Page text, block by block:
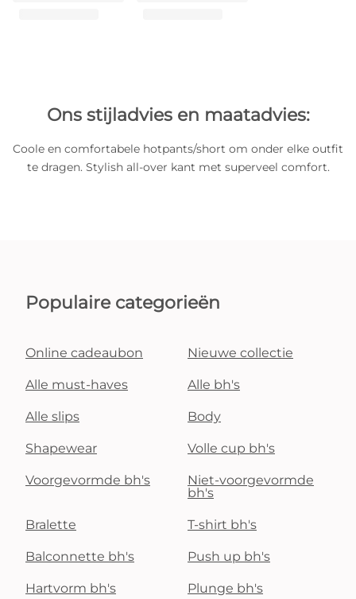
Ons stijladvies en maatadvies:
Coole en comfortabele hotpants/short om onder elke outfit
te dragen. Stylish all-over kant met superveel comfort.
Populaire categorieën
Online cadeaubon Nieuwe collectie
Alle must-haves Alle bh's
Alle slips Body
Shapewear Volle cup bh's
Voorgevormde bh's
Niet-voorgevormde
bh's
Bralette T-shirt bh's
Balconnette bh's Push up bh's
Hartvorm bh's Plunge bh's